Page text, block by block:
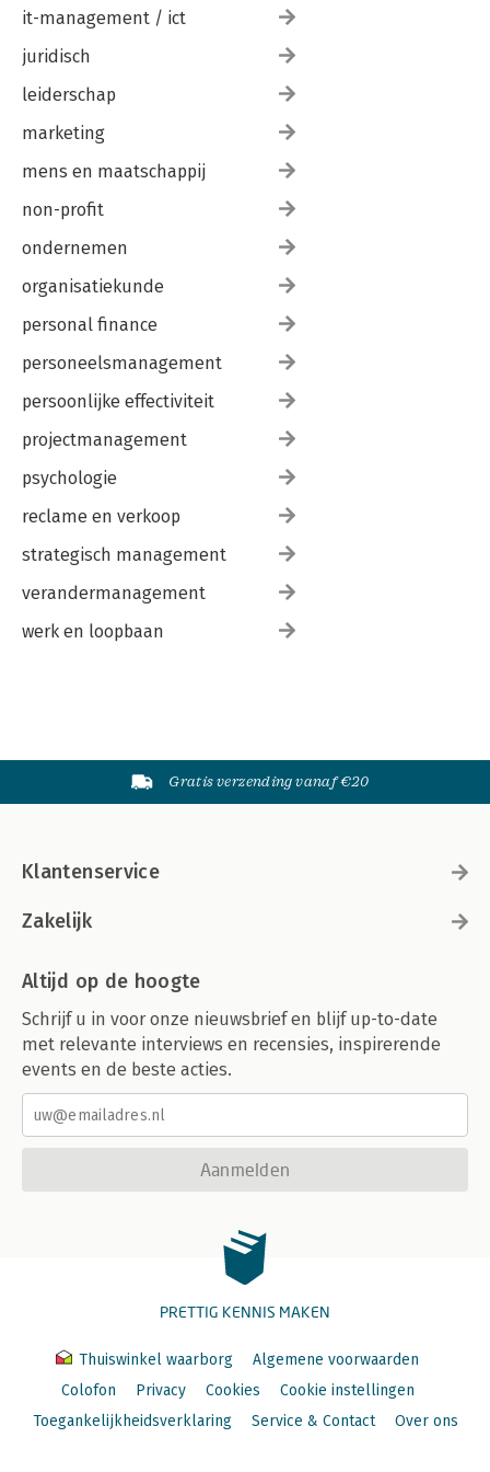
Bijlage 2 Breinschema 220
Bijlage 3 Literatuur 221
it-management / ict
juridisch
leiderschap
marketing
mens en maatschappij
non-profit
ondernemen
organisatiekunde
personal finance
personeelsmanagement
persoonlijke effectiviteit
projectmanagement
psychologie
reclame en verkoop
strategisch management
verandermanagement
werk en loopbaan
Gratis verzending vanaf €20
Klantenservice
Zakelijk
Altijd op de hoogte
Schrijf u in voor onze nieuwsbrief en blijf up-to-date
met relevante interviews en recensies, inspirerende
events en de beste acties.
Aanmelden
PRETTIG KENNIS MAKEN
Thuiswinkel waarborg
Algemene voorwaarden
Colofon
Privacy Cookies
Cookie instellingen
Toegankelijkheidsverklaring
Service & Contact Over ons